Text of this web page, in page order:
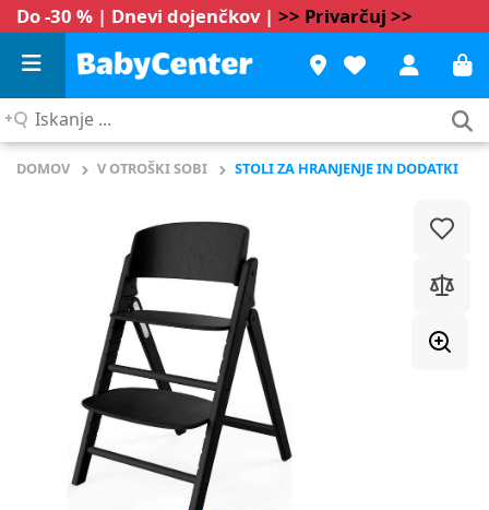
Do -30 % | Dnevi dojenčkov | >> Privarčuj >>
Iskanje
DOMOV V OTROŠKI SOBI STOLI ZA HRANJENJE IN DODATKI